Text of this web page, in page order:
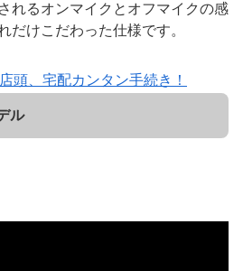
れるオンマイクとオフマイクの感
だけこだわった仕様です。
頭、宅配カンタン手続き！
ル